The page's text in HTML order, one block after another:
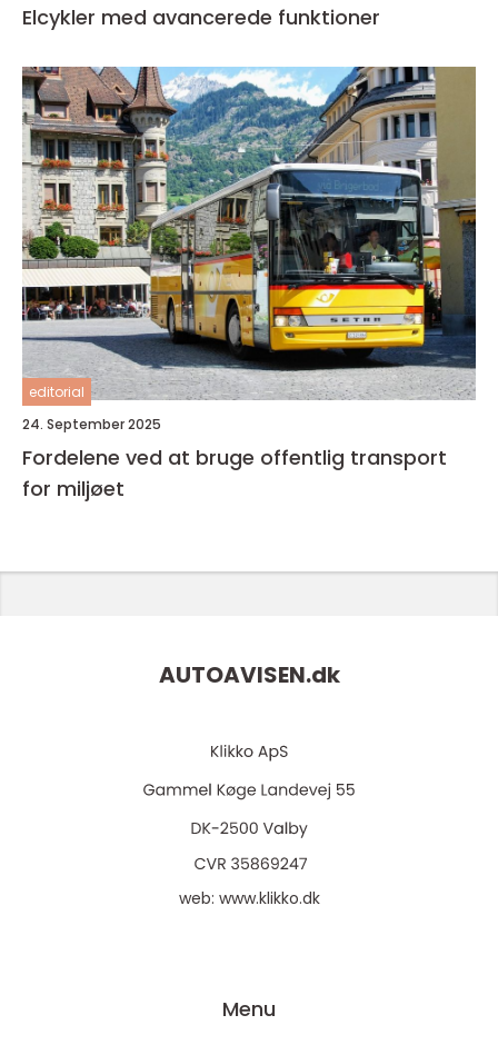
Elcykler med avancerede funktioner
editorial
24. September 2025
Fordelene ved at bruge offentlig transport
for miljøet
AUTOAVISEN.dk
web: www.klikko.dk
Menu